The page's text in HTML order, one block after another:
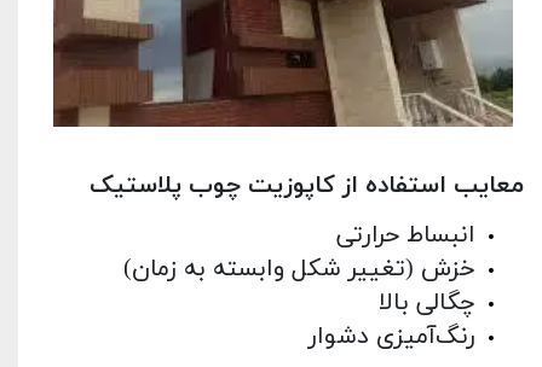
معایب استفاده از کاپوزیت چوب پلاستیک
انبساط حرارتی
خزش (تغییر شکل وابسته به زمان)
چگالی بالا
رنگ‌آمیزی دشوار